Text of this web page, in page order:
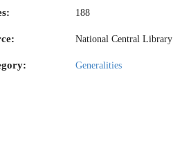
188
National Central Library
Generalities